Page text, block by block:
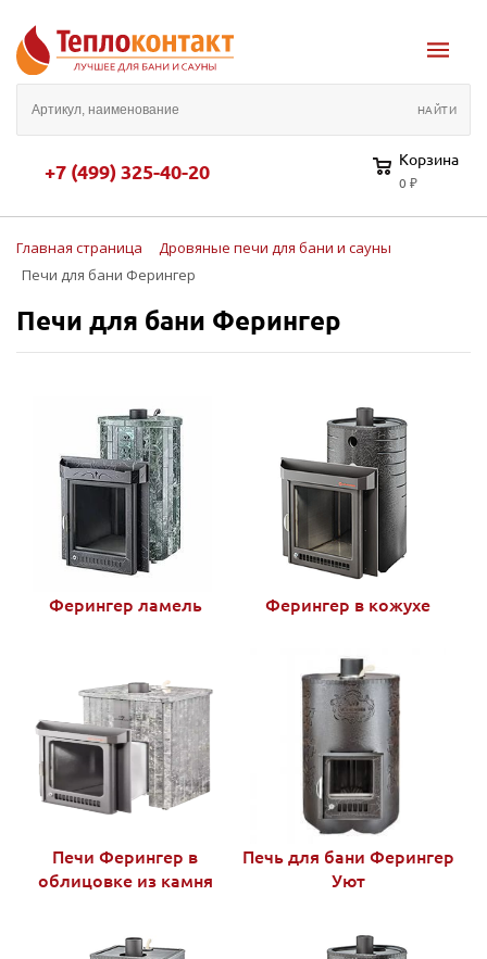
+7 (499) 325-40-20 Корзина
0 ₽
Главная страница
Дровяные печи для бани и сауны
Печи для бани Ферингер
Печи для бани Ферингер
Ферингер ламель Ферингер в кожухе
Печи Ферингер в
облицовке из камня
Печь для бани Ферингер
Уют